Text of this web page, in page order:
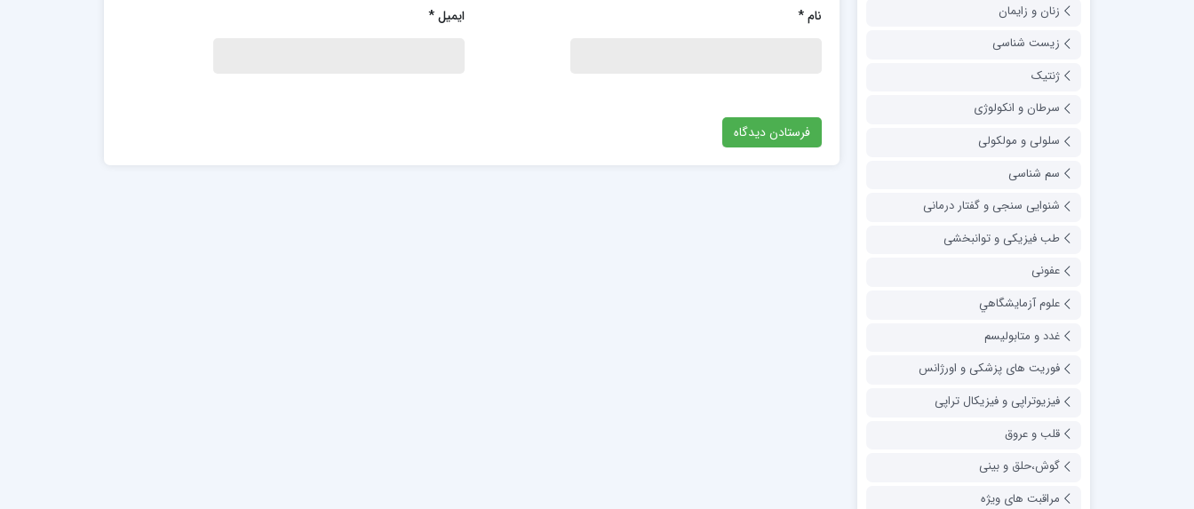
نام* ایمیل*
زنان و زایمان
زیست شناسی
ژنتیک
سرطان و انکولوژی
سلولی و مولکولی
سم شناسی
شنوایی سنجی و گفتار درمانی
طب فیزیکی و توانبخشی
عفونی
علوم آزمايشگاهي
غدد و متابولیسم
فوریت های پزشکی و اورژانس
فیزیوتراپی و فیزیکال تراپی
قلب و عروق
گوش،حلق و بینی
مراقبت های ویژه